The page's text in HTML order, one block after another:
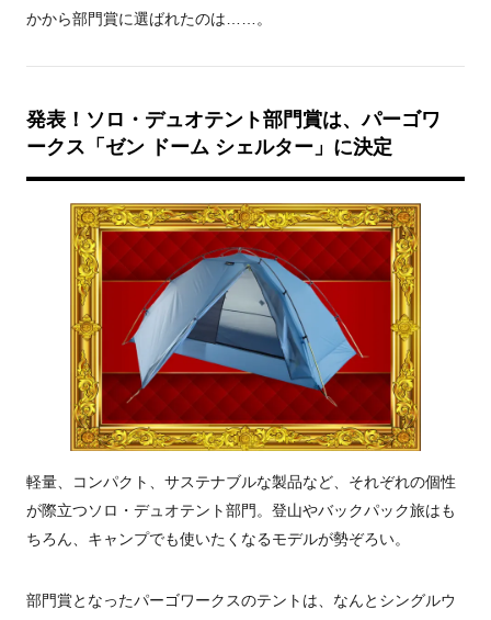
かから部門賞に選ばれたのは……。
発表！ソロ・デュオテント部門賞は、パーゴワ
ークス「ゼン ドーム シェルター」に決定
軽量、コンパクト、サステナブルな製品など、それぞれの個性
が際立つソロ・デュオテント部門。登山やバックパック旅はも
ちろん、キャンプでも使いたくなるモデルが勢ぞろい。
部門賞となったパーゴワークスのテントは、なんとシングルウ